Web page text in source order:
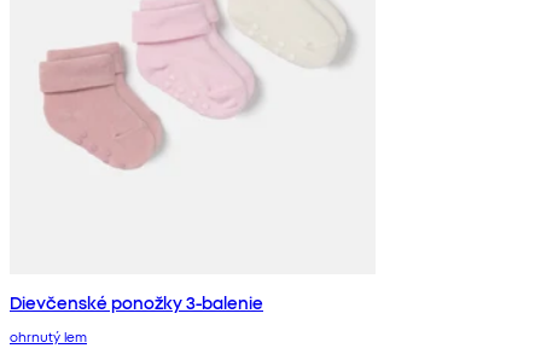
Dievčenské ponožky 3-balenie
ohrnutý lem